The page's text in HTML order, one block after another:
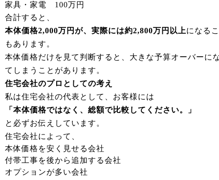
家具・家電 100万円
合計すると、
本体価格2,000万円が、実際には約2,800万円以上になる
もあります。
本体価格だけを見て判断すると、大きな予算オーバーに
てしまうことがあります。
住宅会社のプロとしての考え
私は住宅会社の代表として、お客様には
「本体価格ではなく、総額で比較してください。」
と必ずお伝えしています。
住宅会社によって、
本体価格を安く見せる会社
付帯工事を後から追加する会社
オプションが多い会社